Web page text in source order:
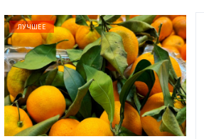
ЛУЧШЕЕ